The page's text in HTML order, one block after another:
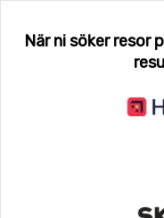
När ni söker resor